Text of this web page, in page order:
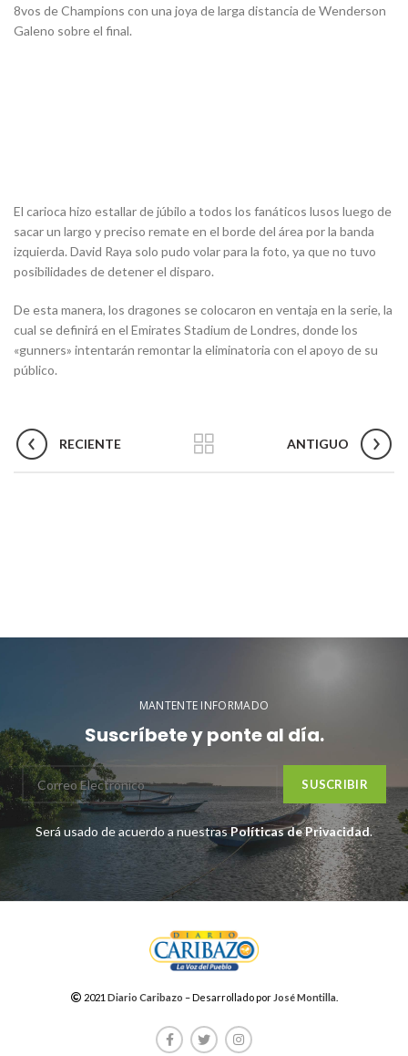
8vos de Champions con una joya de larga distancia de Wenderson
Galeno sobre el final.
El carioca hizo estallar de júbilo a todos los fanáticos lusos luego de
sacar un largo y preciso remate en el borde del área por la banda
izquierda. David Raya solo pudo volar para la foto, ya que no tuvo
posibilidades de detener el disparo.
De esta manera, los dragones se colocaron en ventaja en la serie, la
cual se definirá en el Emirates Stadium de Londres, donde los
«gunners» intentarán remontar la eliminatoria con el apoyo de su
público.
RECIENTE ANTIGUO
MANTENTE INFORMADO
Suscríbete y ponte al día.
Será usado de acuerdo a nuestrasPolíticas de Privacidad.
2021 Diario Caribazo – Desarrollado por José Montilla